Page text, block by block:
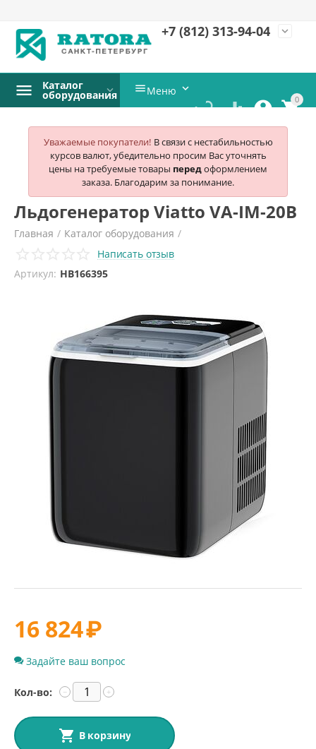
+7 (812) 313-94-04 expand_more
0


 
Каталог
оборудования Меню 
Уважаемые покупатели! В связи с нестабильностью
курсов валют, убедительно просим Вас уточнять
цены на требуемые товары передоформлением
заказа. Благодарим за понимание.
Льдогенератор Viatto VA-IM-20B
Главная / Каталог оборудования /
Холодильное и морозильное оборудование
Льдогенераторы /
Написать отзыв
Артикул: HB166395
16 824₽
Задайте ваш вопрос
Кол-во: +
−
В корзину